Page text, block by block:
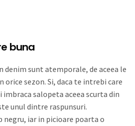
buna
denim sunt atemporale, de aceea le
orice sezon. Si, daca te intrebi care
salopeta aceea scurta din
unul dintre raspunsuri.
negru, iar in picioare poarta o